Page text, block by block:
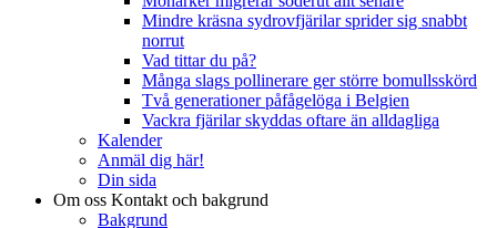
Mindre kräsna sydrovfjärilar sprider sig snabbt
norrut
Vad tittar du på?
Många slags pollinerare ger större bomullsskörd
Två generationer påfågelöga i Belgien
Vackra fjärilar skyddas oftare än alldagliga
Kalender
Anmäl dig här!
Din sida
Om oss Kontakt och bakgrund
Bakgrund